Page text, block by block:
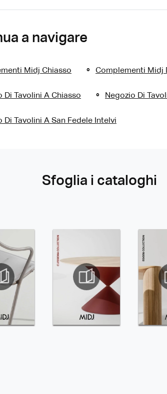
a navigare
Midj Chiasso Complementi Midj
Di Tavolini A Chiasso Negozio Di
Di Tavolini A San Fedele Intelvi
Sfoglia i cataloghi